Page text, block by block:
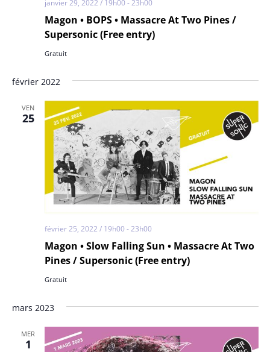
Magon • BOPS • Massacre At Two Pines /
Supersonic (Free entry)
janvier 29, 2022 / 19h00 -23h00
Gratuit
février 2022
VEN
25
Magon • Slow Falling Sun • Massacre At Two
Pines / Supersonic (Free entry)
février 25, 2022 / 19h00 -23h00
Gratuit
mars 2023
MER
1